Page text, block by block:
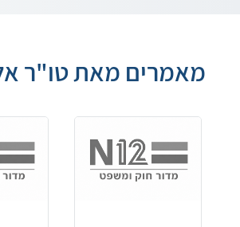
מאמרים מאת טו"ר